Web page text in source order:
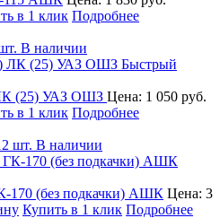
в 1 клик Подробнее
В наличии
Быстрый
(25) УАЗ ОШЗ Цена: 1 050 руб.
в 1 клик Подробнее
шт. В наличии
170 (без подкачки) АШК Цена: 3
Купить в 1 клик Подробнее